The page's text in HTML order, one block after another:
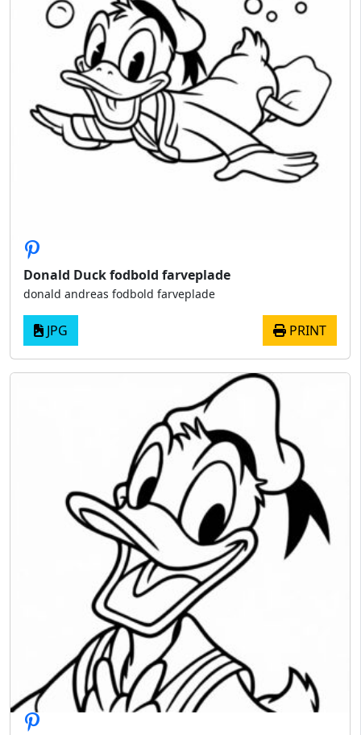
Donald Duck fodbold farveplade
donald andreas fodbold farveplade
JPG PRINT